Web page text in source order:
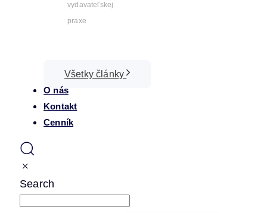
vydavateľskej
praxe
Všetky články
O nás
Kontakt
Cenník
Search